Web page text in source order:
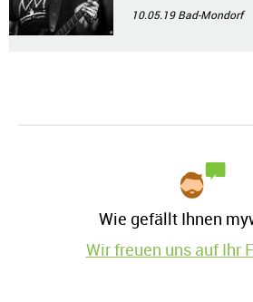
10.05.19Bad-Mondorf
Wie gefällt Ihnen
Wir freuen uns auf Ihr